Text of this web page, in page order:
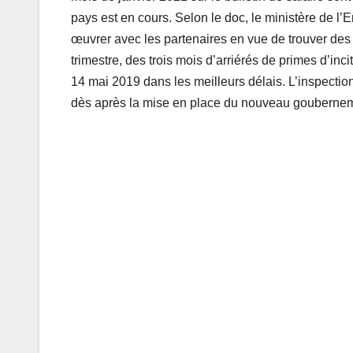
pays est en cours. Selon le doc, le ministère de
œuvrer avec les partenaires en vue de trouver
trimestre, des trois mois d’arriérés de primes
14 mai 2019 dans les meilleurs délais.
dès après la mise en place du nouveau